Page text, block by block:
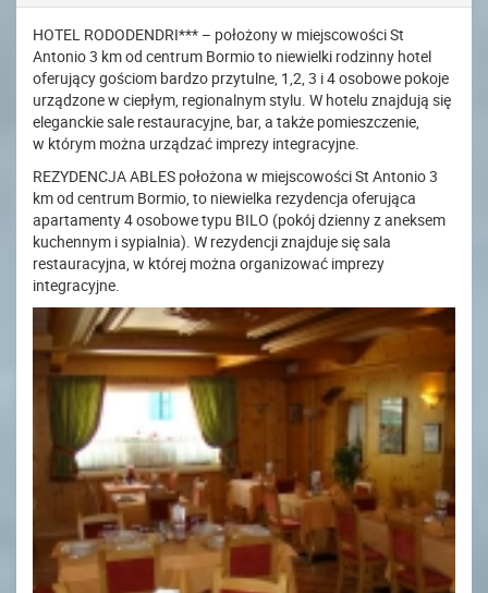
HOTEL RODODENDRI*** – położony w miejscowości St
Antonio 3 km od centrum Bormio to niewielki rodzinny hotel
oferujący gościom bardzo przytulne, 1,2, 3 i 4 osobowe pokoje
urządzone w ciepłym, regionalnym stylu. W hotelu znajdują się
eleganckie sale restauracyjne, bar, a także pomieszczenie,
w którym można urządzać imprezy integracyjne.
REZYDENCJA ABLES położona w miejscowości St Antonio 3
km od centrum Bormio, to niewielka rezydencja oferująca
apartamenty 4 osobowe typu BILO (pokój dzienny z aneksem
kuchennym i sypialnia). W rezydencji znajduje się sala
restauracyjna, w której można organizować imprezy
integracyjne.